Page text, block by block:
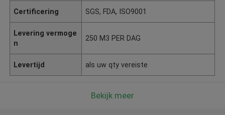
Certificering SGS, FDA, ISO9001
Levering vermoge
n
250 M3 PER DAG
Levertijd als uw qty vereiste
Bekijk meer